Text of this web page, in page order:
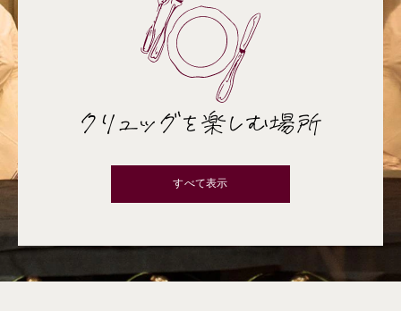
クリュッグを楽しむ場所
すべて表示